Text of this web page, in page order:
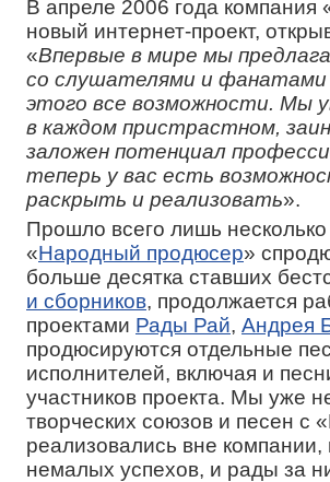
В апреле 2006 года
новый интернет-проект,
«Впервые в мире мы
со слушателями и
этого все возможности. Мы
в каждом пристрастном,
заложен потенциал
теперь у вас есть
раскрыть и реализовать».
Прошло всего лишь
«Народный продюсер»
больше десятка ставших
и сборников, продолжается
проектами Рады Рай, Андрея
продюсируются отдельные
исполнителей, включая и
участников проекта. Мы уже
творческих союзов и песен с
реализовались вне
немалых успехов, и рады за